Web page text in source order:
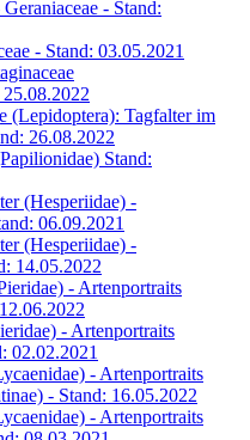
- Stand:
- Stand: 03.05.2021
(Lepidoptera): Tagfalter im
26.08.2022
Stand:
(Hesperiidae) -
06.09.2021
(Hesperiidae) -
14.05.2022
- Artenportraits
- Artenportraits
02.02.2021
- Artenportraits
- Stand: 16.05.2022
- Artenportraits